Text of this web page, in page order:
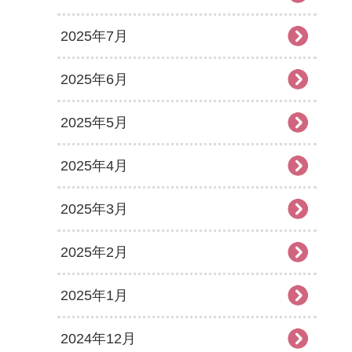
2025年7月
2025年6月
2025年5月
2025年4月
2025年3月
2025年2月
2025年1月
2024年12月